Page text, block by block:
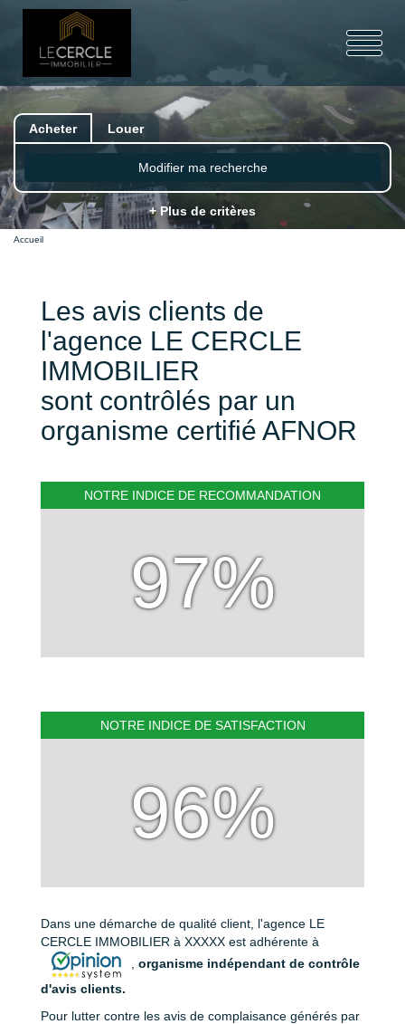
Acheter Louer
Modifier ma recherche
+ Plus de critères
Accueil
Les avis clients de
l'agence LE CERCLE
IMMOBILIER
sont contrôlés par un
organisme certifié AFNOR
NOTRE INDICE DE RECOMMANDATION
97%
NOTRE INDICE DE SATISFACTION
96%
Dans une démarche de qualité client, l'agence LE
CERCLE IMMOBILIER à XXXXX est adhérente à
, organisme indépendant de contrôle
d'avis clients.
Pour lutter contre les avis de complaisance générés par